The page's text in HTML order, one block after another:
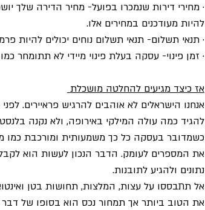
· מחירי דירות שנמכרו בפועל- מחיר הדירה שלך
להיות מעודכנים במחירים אלו.
· תנאי תשלום- תנאי תשלום נוחים יכולים
· זמן פינוי- עסקה בעלת פינוי מיידי לא תתומחר
אז כיצד מגיעים להחלטה מושכלת
אנחנו הישראלים לא אוהבים להרגיש פראיירים.
להגיד כמה עולה המילקי באירופה, ולא נקנה
כשמדובר בעסקה כל כך משמעותית ומורכבת כמו
את המספרים לעומק. הדבר הנכון לעשות הוא
נתונים ולהגיע לתובנות.
אל תתבססו על עצות, המלצות, תחושות בטן
את הטוב ביותר אך תמחור נכס הוא בסופו של דבר